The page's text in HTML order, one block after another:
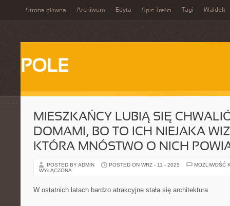
Strona główna Archiwum Edyta Spis Treści Tagi Waldek
POLE
MIESZKAŃCY LUBIĄ SIĘ
DOMAMI, BO TO ICH NIEJAKA
KTÓRA MNÓSTWO O NICH
POSTED BY ADMIN POSTED ON WRZ - 11 - 2025
MOŻLIWOŚĆ
WYŁĄCZONA
W ostatnich latach bardzo atrakcyjne stała się architektura